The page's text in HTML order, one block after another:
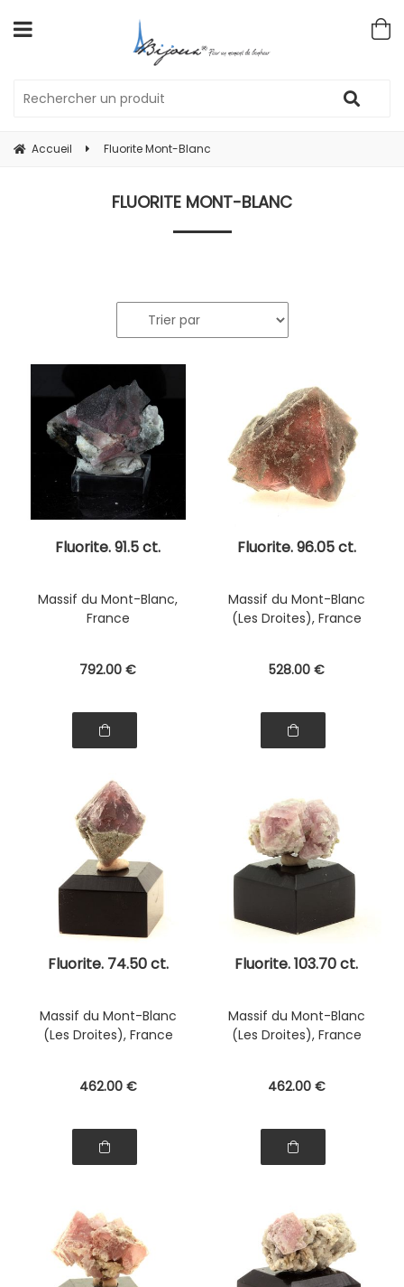
Accueil Fluorite Mont-Blanc
FLUORITE MONT-BLANC
Fluorite. 91.5 ct.
Massif du Mont-Blanc,
France
792.00 €
Fluorite. 96.05 ct.
Massif du Mont-Blanc
(Les Droites), France
528.00 €
Fluorite. 74.50 ct.
Massif du Mont-Blanc
(Les Droites), France
462.00 €
Fluorite. 103.70 ct.
Massif du Mont-Blanc
(Les Droites), France
462.00 €